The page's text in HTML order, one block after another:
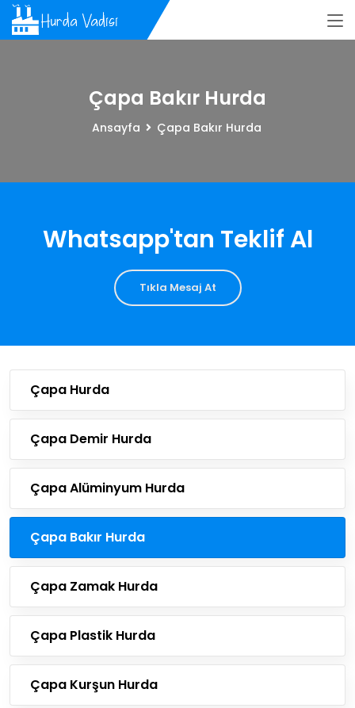
Çapa Bakır Hurda
Ansayfa Çapa Bakır Hurda
Whatsapp'tan Teklif Al
Tıkla Mesaj At
Çapa Hurda
Çapa Demir Hurda
Çapa Alüminyum Hurda
Çapa Bakır Hurda
Çapa Zamak Hurda
Çapa Plastik Hurda
Çapa Kurşun Hurda